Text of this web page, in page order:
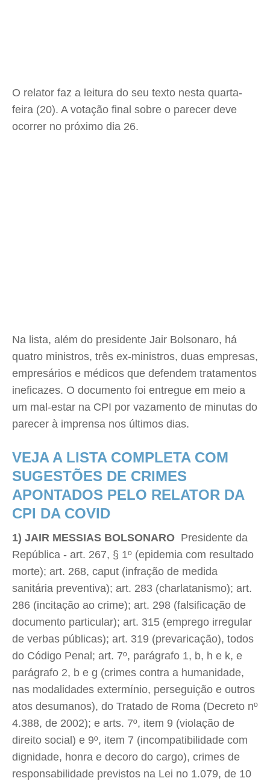
O relator faz a leitura do seu texto nesta quarta-
feira (20). A votação final sobre o parecer deve
ocorrer no próximo dia 26.
Na lista, além do presidente Jair Bolsonaro, há
quatro ministros, três ex-ministros, duas empresas,
empresários e médicos que defendem tratamentos
ineficazes. O documento foi entregue em meio a
um mal-estar na CPI por vazamento de minutas do
parecer à imprensa nos últimos dias.
VEJA A LISTA COMPLETA COM
SUGESTÕES DE CRIMES
APONTADOS PELO RELATOR DA
CPI DA COVID
1) JAIR MESSIAS BOLSONARO  Presidente da
República - art. 267, § 1º (epidemia com resultado
morte); art. 268, caput (infração de medida
sanitária preventiva); art. 283 (charlatanismo); art.
286 (incitação ao crime); art. 298 (falsificação de
documento particular); art. 315 (emprego irregular
de verbas públicas); art. 319 (prevaricação), todos
do Código Penal; art. 7º, parágrafo 1, b, h e k, e
parágrafo 2, b e g (crimes contra a humanidade,
nas modalidades extermínio, perseguição e outros
atos desumanos), do Tratado de Roma (Decreto nº
4.388, de 2002); e arts. 7º, item 9 (violação de
direito social) e 9º, item 7 (incompatibilidade com
dignidade, honra e decoro do cargo), crimes de
responsabilidade previstos na Lei no 1.079, de 10